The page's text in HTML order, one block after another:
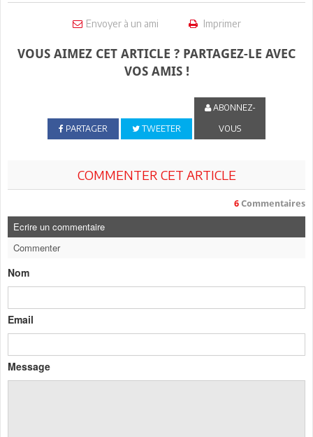
Envoyer à un ami Imprimer
VOUS AIMEZ CET ARTICLE ? PARTAGEZ-LE AVEC
VOS AMIS !
PARTAGER TWEETER
ABONNEZ-
VOUS
COMMENTER CET ARTICLE
6 Commentaires
Ecrire un commentaire
Commenter
Nom
Email
Message